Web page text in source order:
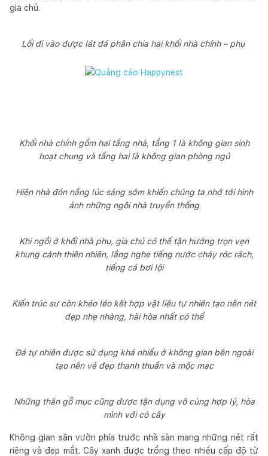
gia chủ.
Lối đi vào được lát đá phân chia hai khối nhà chính – phụ
Khối nhà chính gồm hai tầng nhà, tầng 1 là không gian sinh
hoạt chung và tầng hai là không gian phòng ngủ
Hiên nhà đón nắng lúc sáng sớm khiến chúng ta nhớ tới hình
ảnh những ngôi nhà truyền thống
Khi ngồi ở khối nhà phụ, gia chủ có thể tận hưởng trọn vẹn
khung cảnh thiên nhiên, lắng nghe tiếng nước chảy róc rách,
tiếng cá bơi lội
Kiến trúc sư còn khéo léo kết hợp vật liệu tự nhiên tạo nên nét
đẹp nhẹ nhàng, hài hòa nhất có thể
Đá tự nhiên được sử dụng khá nhiều ở không gian bên ngoài
tạo nên vẻ đẹp thanh thuần và mộc mạc
Những thân gỗ mục cũng được tận dụng vô cùng hợp lý, hòa
mình với cỏ cây
Không gian sân vườn phía trước nhà sàn mang những nét rất
riêng và đẹp mắt. Cây xanh được trồng theo nhiều cấp độ từ